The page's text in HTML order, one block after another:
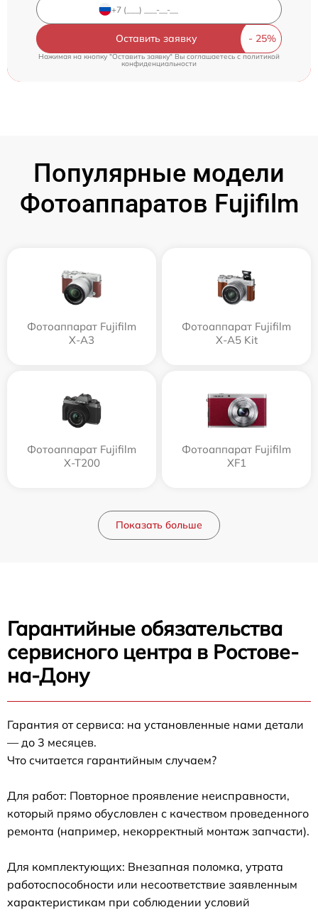
Оставить заявку
Нажимая на кнопку "Оставить заявку" Вы соглашаетесь c политикой
конфиденциальности
Популярные модели
Фотоаппаратов Fujifilm
Фотоаппарат Fujifilm
X-A3
Фотоаппарат Fujifilm
X-A5 Kit
Фотоаппарат Fujifilm
X-T200
Фотоаппарат Fujifilm
XF1
Показать больше
Гарантийные обязательства
сервисного центра в Ростове-
на-Дону
Гарантия от сервиса: на установленные нами детали
— до 3 месяцев.
Что считается гарантийным случаем?
Для работ: Повторное проявление неисправности,
который прямо обусловлен с качеством проведенного
ремонта (например, некорректный монтаж запчасти).
Для комплектующих: Внезапная поломка, утрата
работоспособности или несоответствие заявленным
характеристикам при соблюдении условий